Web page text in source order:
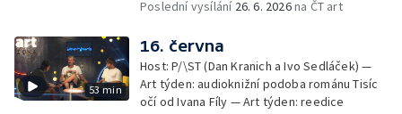
Poslední vysílání 26. 6. 2026na ČT art
53 min
16. června
Host: P/\ST (Dan Kranich a Ivo Sedláček) —
Art týden: audioknižní podoba románu Tisíc
očí od Ivana Fíly — Art týden: reedice